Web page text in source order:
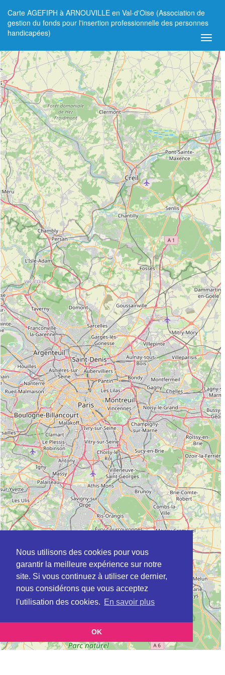
Nous utilisons des cookies pour vous
garantir la meilleure expérience sur notre
site. Si vous continuez à utiliser ce dernier,
nous considérons que vous acceptez
l'utilisation des cookies. En savoir plus
OK
Carte AGEFIPH à ARNOUVILLE en Val-d'Oise (Association de
gestion du fonds pour l'insertion professionnelle des personnes
handicapées)
+
−